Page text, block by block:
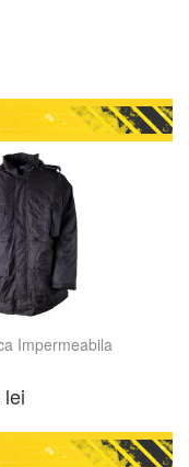
Impermeabila
lei